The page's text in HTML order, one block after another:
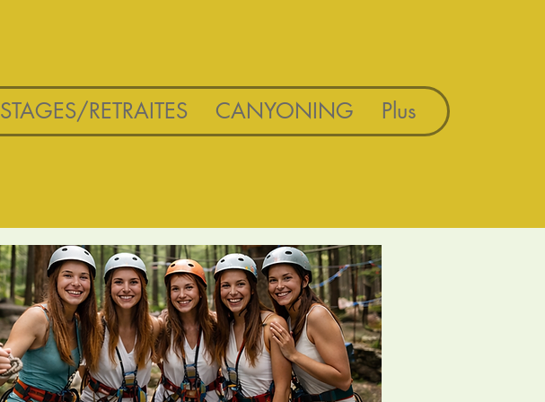
STAGES/RETRAITES CANYONING Plus